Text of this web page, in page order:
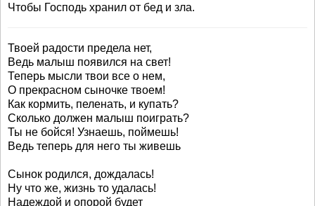
Чтобы Господь хранил от бед и зла.
Твоей радости предела нет,
Ведь малыш появился на свет!
Теперь мысли твои все о нем,
О прекрасном сыночке твоем!
Как кормить, пеленать, и купать?
Сколько должен малыш поиграть?
Ты не бойся! Узнаешь, поймешь!
Ведь теперь для него ты живешь
Сынок родился, дождалась!
Ну что же, жизнь то удалась!
Надеждой и опорой будет